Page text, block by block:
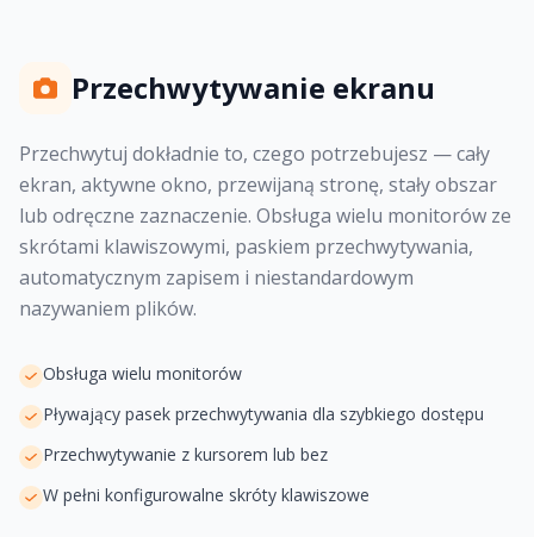
Przechwytywanie ekranu
Przechwytuj dokładnie to, czego potrzebujesz — cały
ekran, aktywne okno, przewijaną stronę, stały obszar
lub odręczne zaznaczenie. Obsługa wielu monitorów ze
skrótami klawiszowymi, paskiem przechwytywania,
automatycznym zapisem i niestandardowym
nazywaniem plików.
Obsługa wielu monitorów
Pływający pasek przechwytywania dla szybkiego dostępu
Przechwytywanie z kursorem lub bez
W pełni konfigurowalne skróty klawiszowe